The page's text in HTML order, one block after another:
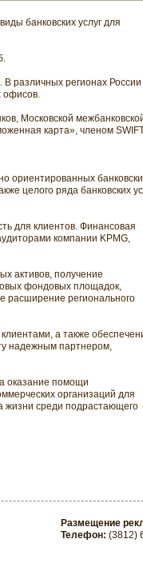
банковских услуг для
различных регионах России
офисов.
Московской
карта», членом
ориентированных
целого ряда банковских
для клиентов. Финансовая
компании KPMG,
активов, получение
фондовых площадок,
расширение регионального
а также
надежным партнером,
оказание помощи
организаций для
жизни среди подрастающего
Размещение
Телефон: (3812)